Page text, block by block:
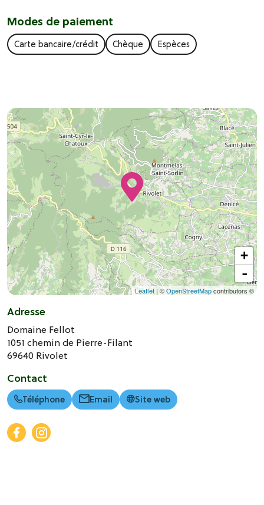
Modes de paiement
Carte bancaire/crédit Chèque Espèces
+
-
Leaflet | ©OpenStreetMapcontributors ©
Adresse
Domaine Fellot
1051 chemin de Pierre-Filant
69640 Rivolet
Contact
Téléphone Email Site web